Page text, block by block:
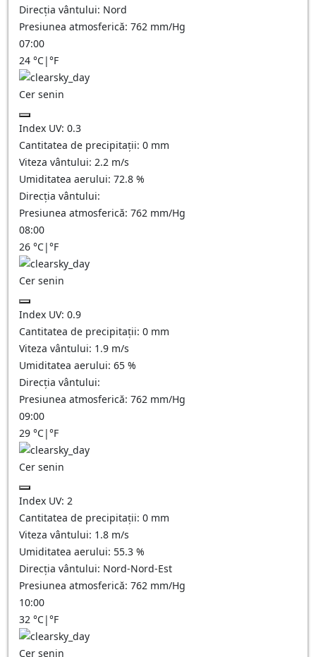
Direcția vântului: Nord
Presiunea atmosferică: 762 mm/Hg
07:00
24 °C|°F
Cer senin
Index UV: 0.3
Cantitatea de precipitații: 0 mm
Viteza vântului: 2.2 m/s
Umiditatea aerului: 72.8 %
Direcția vântului:
Presiunea atmosferică: 762 mm/Hg
08:00
26 °C|°F
Cer senin
Index UV: 0.9
Cantitatea de precipitații: 0 mm
Viteza vântului: 1.9 m/s
Umiditatea aerului: 65 %
Direcția vântului:
Presiunea atmosferică: 762 mm/Hg
09:00
29 °C|°F
Cer senin
Index UV: 2
Cantitatea de precipitații: 0 mm
Viteza vântului: 1.8 m/s
Umiditatea aerului: 55.3 %
Direcția vântului: Nord-Nord-Est
Presiunea atmosferică: 762 mm/Hg
10:00
32 °C|°F
Cer senin